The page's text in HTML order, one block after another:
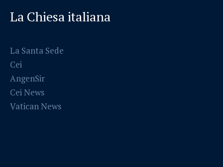
La Chiesa italiana
La Santa Sede
Cei
AngenSir
Cei News
Vatican News